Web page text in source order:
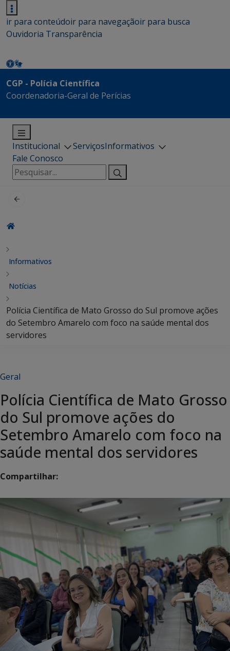
ir para conteúdoir para navegaçãoir para busca
Ouvidoria Transparência
CGP - Polícia Científica
Coordenadoria-Geral de Perícias
Institucional ServiçosInformativos
Fale Conosco
Pesquisar
por:
Informativos
Notícias
Polícia Científica de Mato Grosso do Sul promove ações
do Setembro Amarelo com foco na saúde mental dos
servidores
Geral
Polícia Científica de Mato Grosso
do Sul promove ações do
Setembro Amarelo com foco na
saúde mental dos servidores
Compartilhar: